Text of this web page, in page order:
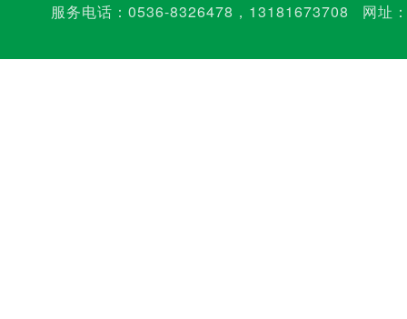
服务电话： 0536-8326478 ， 13181673708 网址